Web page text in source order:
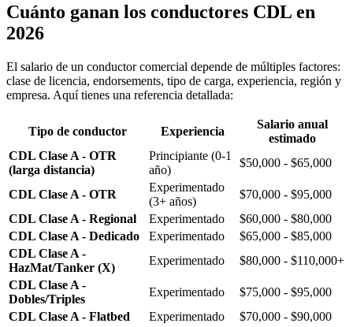
Cuánto ganan los conductores CDL en
2026
El salario de un conductor comercial depende de múltiples factores:
clase de licencia, endorsements, tipo de carga, experiencia, región y
empresa. Aquí tienes una referencia detallada:
Tipo de conductor Experiencia
Salario anual
estimado
CDL Clase A - OTR
(larga distancia)
Principiante (0-1
año)
$50,000 - $65,000
CDL Clase A - OTR
Experimentado
(3+ años)
$70,000 - $95,000
CDL Clase A - Regional
Experimentado
$60,000 - $80,000
CDL Clase A - Dedicado
Experimentado
$65,000 - $85,000
CDL Clase A -
HazMat/Tanker (X)
Experimentado
$80,000 - $110,000+
CDL Clase A -
Dobles/Triples
Experimentado
$75,000 - $95,000
CDL Clase A - Flatbed
Experimentado
$70,000 - $90,000